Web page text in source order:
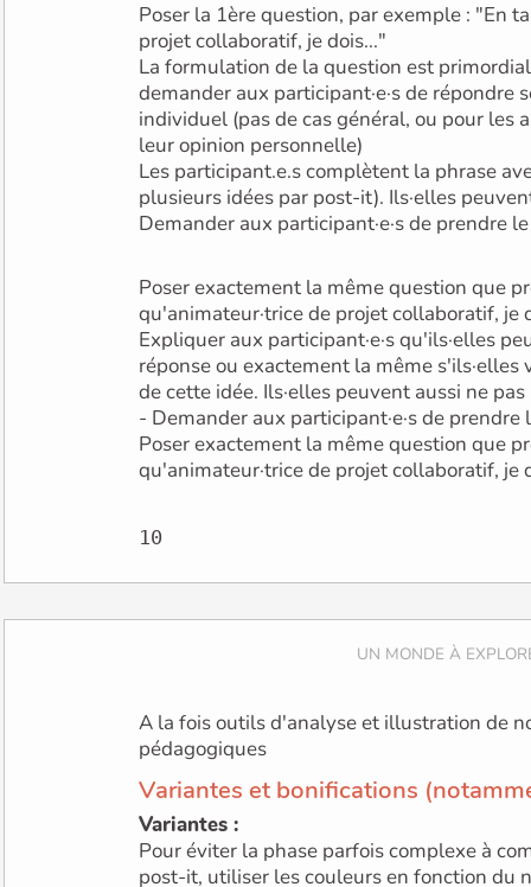
Poser la 1ère question, par exemple : "En
projet collaboratif, je dois..."
La formulation de la question est
demander aux participant·e·s de répondre
individuel (pas de cas général, ou pour les
leur opinion personnelle)
Les participant.e.s complètent la phrase
plusieurs idées par post-it). Ils·elles
Demander aux participant·e·s de prendre
Poser exactement la même question que
qu'animateur·trice de projet collaboratif, je
Expliquer aux participant·e·s qu'ils·elles
réponse ou exactement la même
de cette idée. Ils·elles peuvent aussi ne
- Demander aux participant·e·s de
Poser exactement la même question que
qu'animateur·trice de projet collaboratif, je
A la fois outils d'analyse et illustration de nos méthodes
pédagogiques
Variantes et bonifications
Variantes :
Pour éviter la phase parfois complexe à
post-it, utiliser les couleurs en fonction du